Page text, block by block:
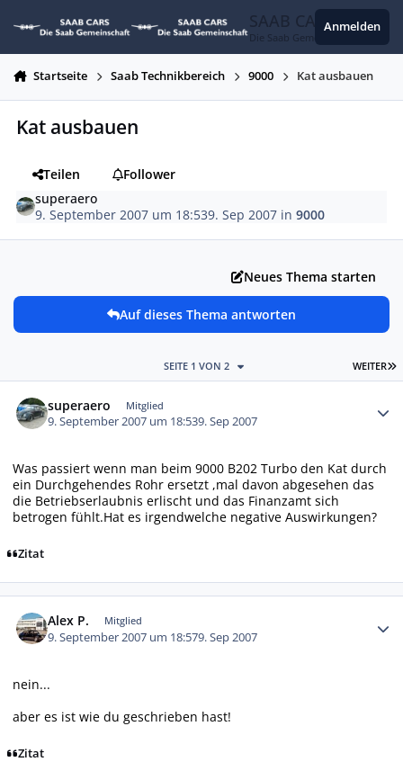
SAAB CARS
Die Saab Gemeinschaft
Anmelden
Startseite Saab Technikbereich 9000 Kat ausbauen
Kat ausbauen
Teilen
Follower
superaero
9. September 2007 um 18:539. Sep 2007 in9000
Neues Thema starten
Auf dieses Thema antworten
WEITER
SEITE 1 VON 2
superaero Mitglied
9. September 2007 um 18:539. Sep 2007
Was passiert wenn man beim 9000 B202 Turbo den Kat durch
ein Durchgehendes Rohr ersetzt ,mal davon abgesehen das
die Betriebserlaubnis erlischt und das Finanzamt sich
betrogen fühlt.Hat es irgendwelche negative Auswirkungen?
Zitat
Alex P. Mitglied
9. September 2007 um 18:579. Sep 2007
nein...
aber es ist wie du geschrieben hast!
Zitat